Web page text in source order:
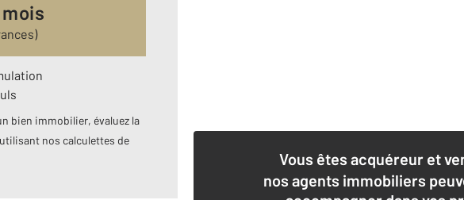
bien immobilier, évaluez la
nos calculettes de
Vous êtes acquéreur et
nos agents immobiliers